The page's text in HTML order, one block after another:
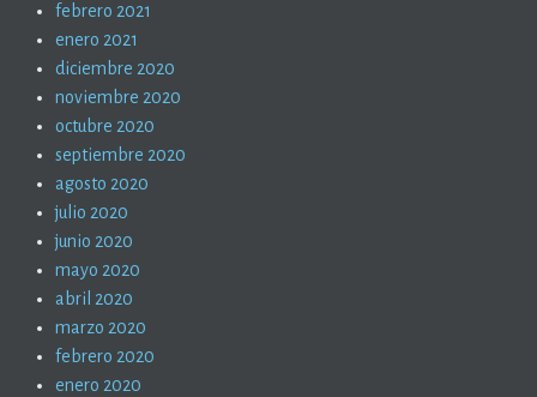
febrero 2021
enero 2021
diciembre 2020
noviembre 2020
octubre 2020
septiembre 2020
agosto 2020
julio 2020
junio 2020
mayo 2020
abril 2020
marzo 2020
febrero 2020
enero 2020